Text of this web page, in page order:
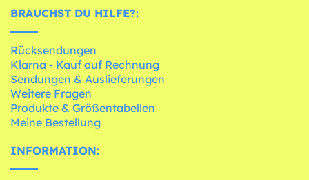
BRAUCHST DU HILFE?:
Rücksendungen
Klarna - Kauf auf Rechnung
Sendungen & Auslieferungen
Weitere Fragen
Produkte & Größentabellen
Meine Bestellung
INFORMATION: